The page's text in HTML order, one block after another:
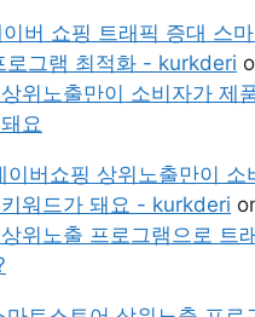
버 쇼핑 트래픽 증대 스
로그램 최적화 - kurkderi
위노출만이 소비자가 제
요
버쇼핑 상위노출만이 소
워드가 돼요 - kurkderi
위노출 프로그램으로 트